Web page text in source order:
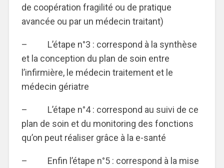
de coopération fragilité ou de pratique
avancée ou par un médecin traitant)
– L’étape n°3 : correspond à la synthèse
et la conception du plan de soin entre
l’infirmière, le médecin traitement et le
médecin gériatre
– L’étape n°4 : correspond au suivi de ce
plan de soin et du monitoring des fonctions
qu’on peut réaliser grâce à la e-santé
– Enfin l’étape n°5 : correspond à la mise